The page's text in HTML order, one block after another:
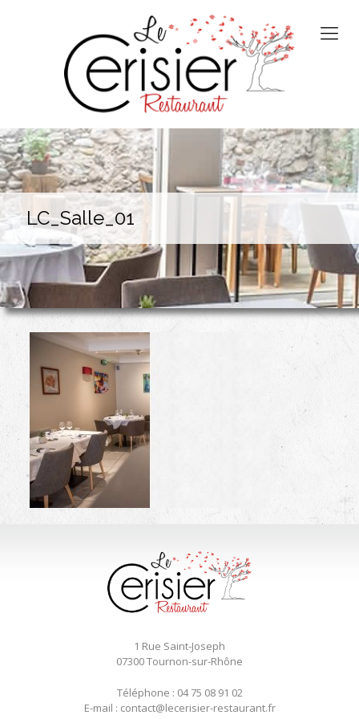
LC_Salle_01
1 Rue Saint-Joseph
07300 Tournon-sur-Rhône
Téléphone : 04 75 08 91 02
E-mail : contact@lecerisier-restaurant.fr